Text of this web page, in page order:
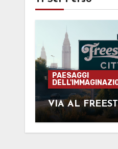
PAESAGGI
VIA AL